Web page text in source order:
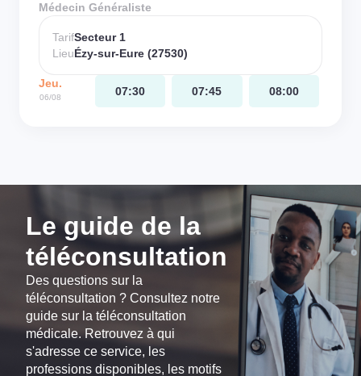
Médecin Généraliste
TarifSecteur 1
LieuÉzy-sur-Eure (27530)
Jeu.
06/08 07:30 07:45 08:00
Le guide de la
téléconsultation
Des questions sur la
téléconsultation ? Consultez notre
guide sur la téléconsultation
médicale. Retrouvez à qui
s'adresse ce service, les
professions disponibles, les motifs